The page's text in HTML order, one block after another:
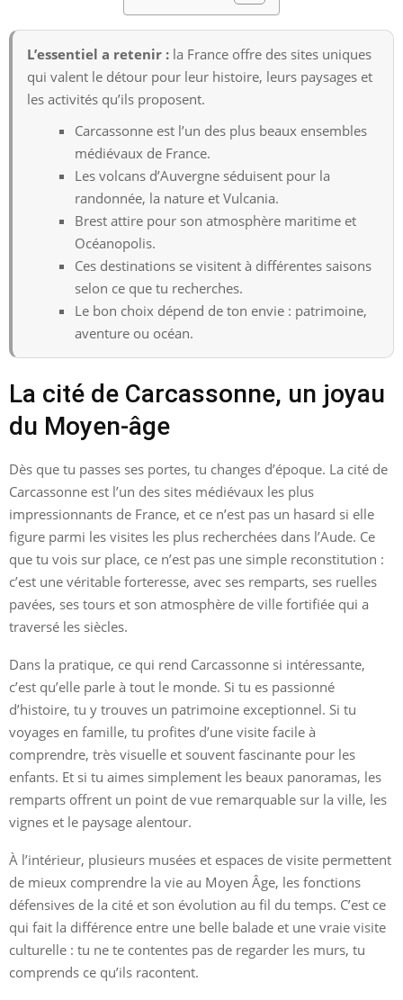
L’essentiel a retenir : la France offre des sites uniques
qui valent le détour pour leur histoire, leurs paysages et
les activités qu’ils proposent.
Carcassonne est l’un des plus beaux ensembles
médiévaux de France.
Les volcans d’Auvergne séduisent pour la
randonnée, la nature et Vulcania.
Brest attire pour son atmosphère maritime et
Océanopolis.
Ces destinations se visitent à différentes saisons
selon ce que tu recherches.
Le bon choix dépend de ton envie : patrimoine,
aventure ou océan.
La cité de Carcassonne, un joyau
du Moyen-âge
Dès que tu passes ses portes, tu changes d’époque. La cité de
Carcassonne est l’un des sites médiévaux les plus
impressionnants de France, et ce n’est pas un hasard si elle
figure parmi les visites les plus recherchées dans l’Aude. Ce
que tu vois sur place, ce n’est pas une simple reconstitution :
c’est une véritable forteresse, avec ses remparts, ses ruelles
pavées, ses tours et son atmosphère de ville fortifiée qui a
traversé les siècles.
Dans la pratique, ce qui rend Carcassonne si intéressante,
c’est qu’elle parle à tout le monde. Si tu es passionné
d’histoire, tu y trouves un patrimoine exceptionnel. Si tu
voyages en famille, tu profites d’une visite facile à
comprendre, très visuelle et souvent fascinante pour les
enfants. Et si tu aimes simplement les beaux panoramas, les
remparts offrent un point de vue remarquable sur la ville, les
vignes et le paysage alentour.
À l’intérieur, plusieurs musées et espaces de visite permettent
de mieux comprendre la vie au Moyen Âge, les fonctions
défensives de la cité et son évolution au fil du temps. C’est ce
qui fait la différence entre une belle balade et une vraie visite
culturelle : tu ne te contentes pas de regarder les murs, tu
comprends ce qu’ils racontent.